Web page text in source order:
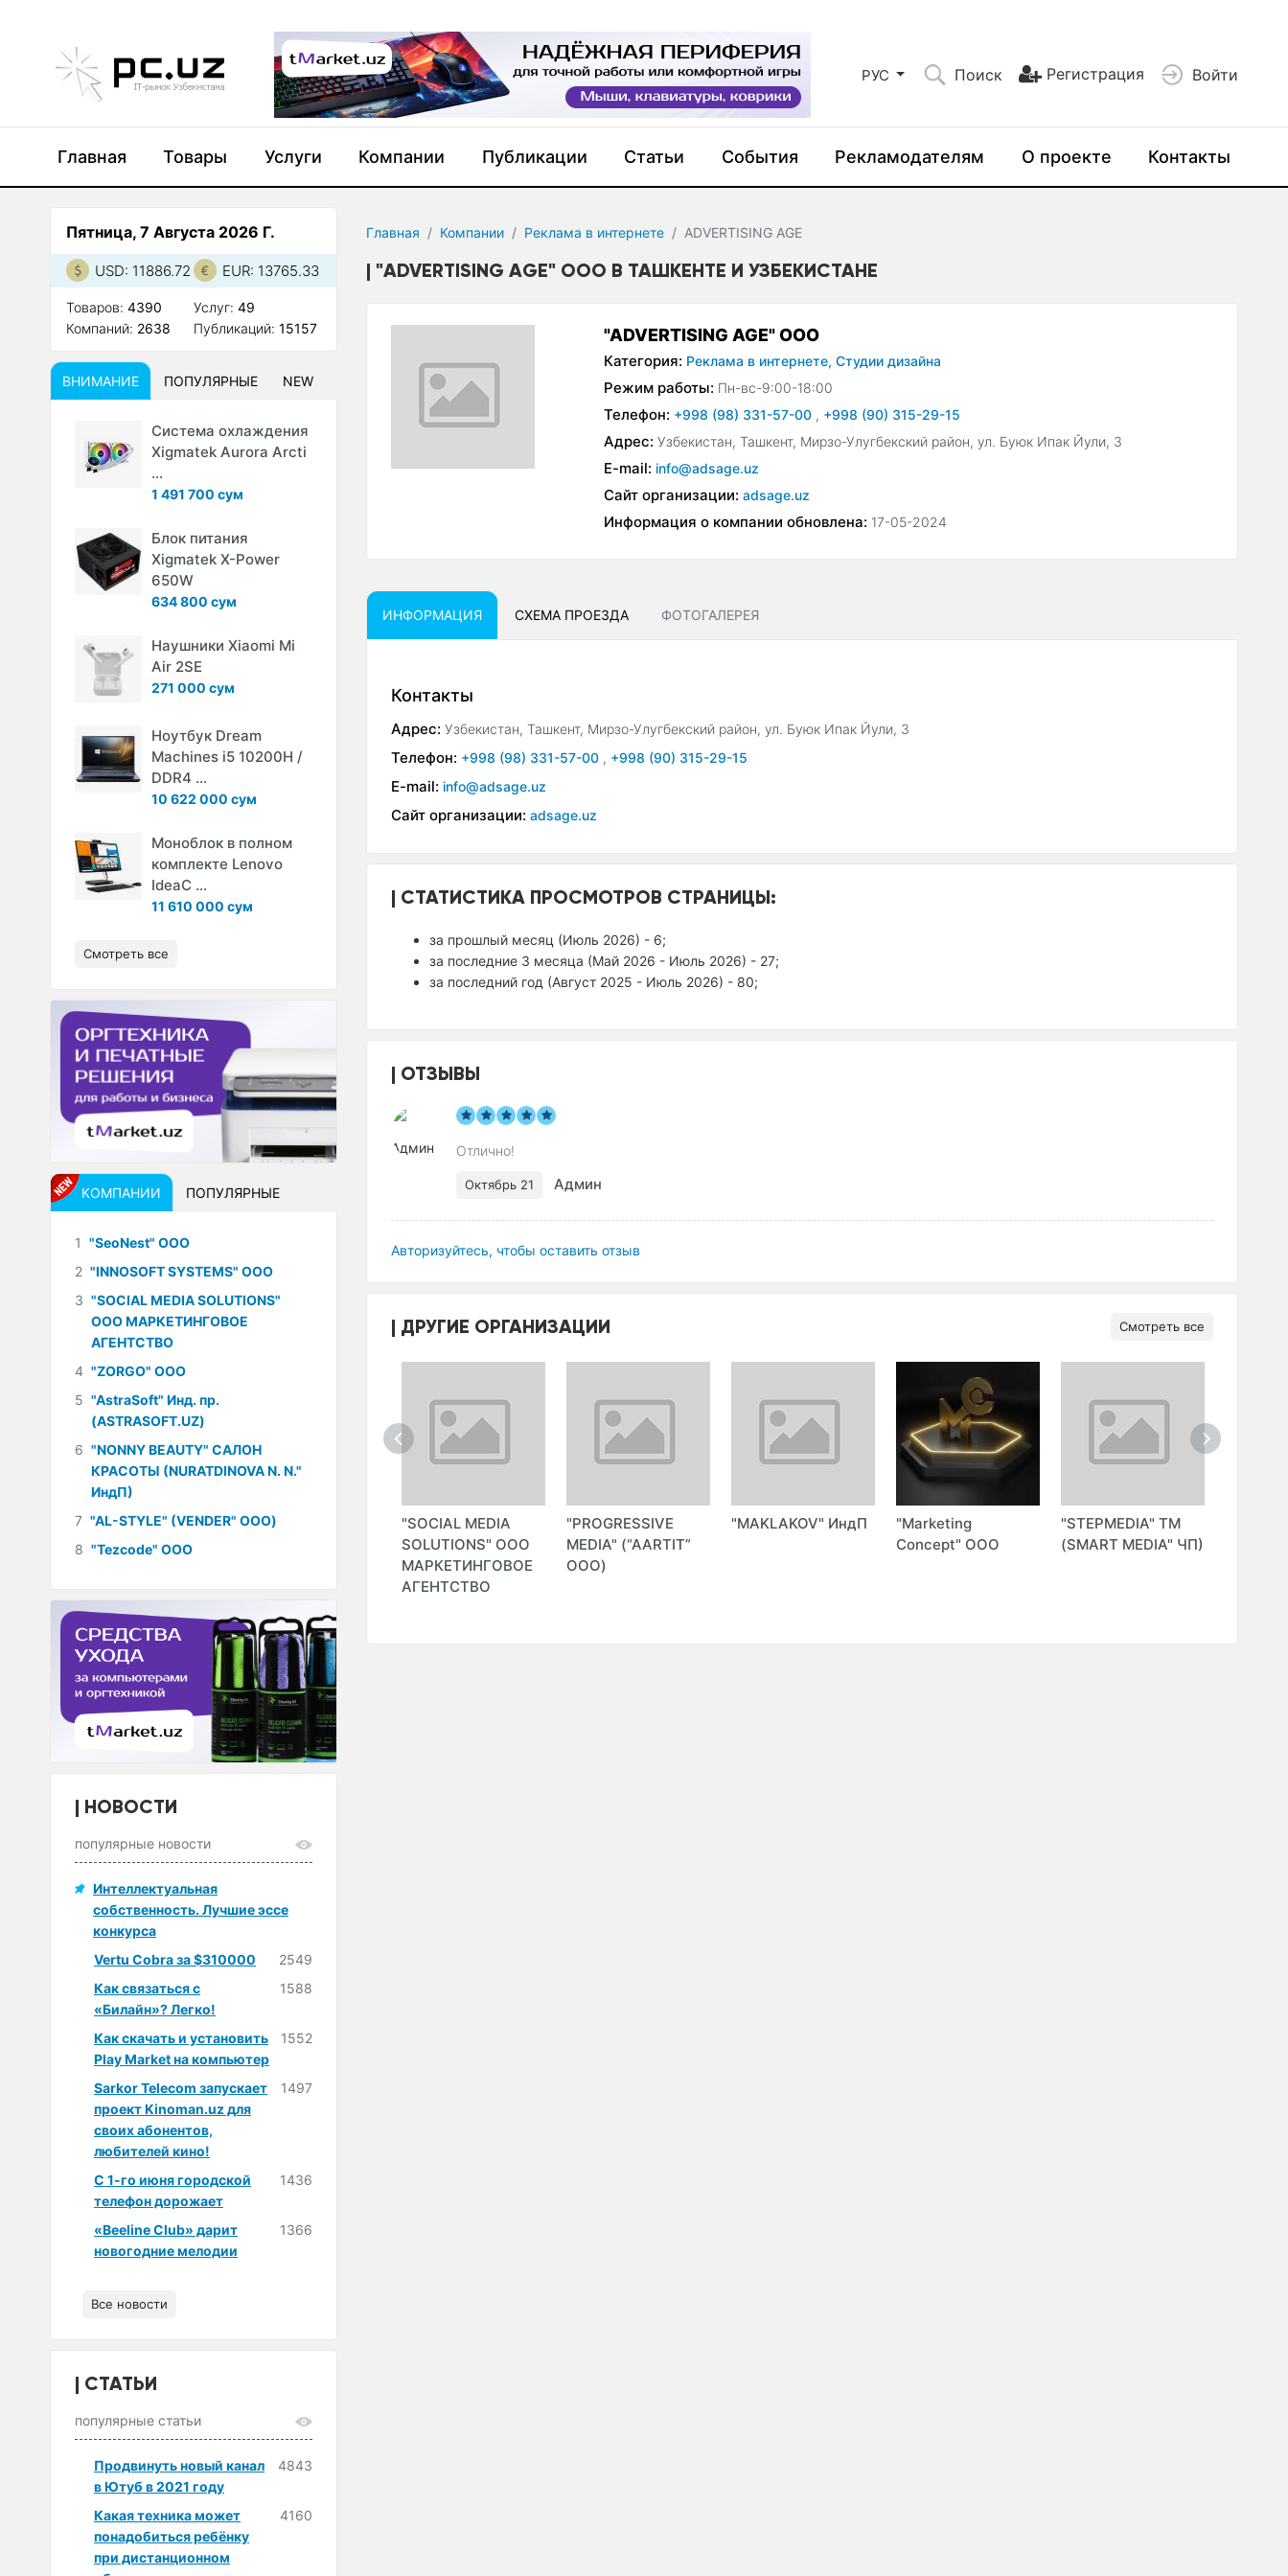
РУС Поиск Регистрация Войти
Главная Товары Услуги Компании Публикации Статьи События Рекламодателям О проекте Контакты
Главная Компании Реклама в интернете ADVERTISING AGE
"ADVERTISING AGE" ООО В ТАШКЕНТЕ И УЗБЕКИСТАНЕ
"ADVERTISING AGE" ООО
Категория: Реклама в интернете, Студии дизайна
Режим работы: Пн-вс-9:00-18:00
Телефон: +998 (98) 331-57-00 , +998 (90) 315-29-15
Адрес: Узбекистан, Ташкент, Мирзо-Улугбекский район, ул. Буюк Ипак Йули, 3
E-mail: info@adsage.uz
Сайт организации: adsage.uz
Информация о компании обновлена: 17-05-2024
ИНФОРМАЦИЯ СХЕМА ПРОЕЗДА ФОТОГАЛЕРЕЯ
Контакты
Адрес: Узбекистан, Ташкент, Мирзо-Улугбекский район, ул. Буюк Ипак Йули, 3
Телефон: +998 (98) 331-57-00 , +998 (90) 315-29-15
E-mail: info@adsage.uz
Сайт организации: adsage.uz
СТАТИСТИКА ПРОСМОТРОВ СТРАНИЦЫ:
за прошлый месяц (Июль 2026) - 6;
за последние 3 месяца (Май 2026 - Июль 2026) - 27;
за последний год (Август 2025 - Июль 2026) - 80;
ОТЗЫВЫ
Отлично!
Октябрь 21 Админ
Авторизуйтесь, чтобы оставить отзыв
ДРУГИЕ ОРГАНИЗАЦИИ Смотреть все
"URBO" ООО
(EXADOT" ООО)
"INPRIME DIGITAL"
"SOCIAL MEDIA
SOLUTIONS" ООО
МАРКЕТИНГОВОЕ
АГЕНТСТВО
"PROGRESSIVE
MEDIA" (“AARTIT”
ООО)
"MAKLAKOV" ИндП
"Marketing
Concept" ООО
"STEPMEDIA" ТМ
(SMART MEDIA" ЧП)
Пятница, 7 Августа 2026 Г.
USD: 11886.72 EUR: 13765.33
Товаров: 4390
Компаний: 2638
Услуг:49
Публикаций:15157
ВНИМАНИЕ ПОПУЛЯРНЫЕ NEW
Система охлаждения
Xigmatek Aurora Arcti
...
1 491 700 сум
Блок питания
Xigmatek X-Power
650W
634 800 сум
Наушники Xiaomi Mi
Air 2SE
271 000 сум
Ноутбук Dream
Machines i5 10200H /
DDR4 ...
10 622 000 сум
Моноблок в полном
комплекте Lenovo
IdeaC ...
11 610 000 сум
Смотреть все
КОМПАНИИ ПОПУЛЯРНЫЕ
1 "SeoNest" ООО
2 "INNOSOFT SYSTEMS" ООО
3 "SOCIAL MEDIA SOLUTIONS"
ООО МАРКЕТИНГОВОЕ
АГЕНТСТВО
4 "ZORGO" ООО
5 "AstraSoft" Инд. пр.
(ASTRASOFT.UZ)
6 "NONNY BEAUTY" САЛОН
КРАСОТЫ (NURATDINOVA N. N."
ИндП)
7 "AL-STYLE" (VENDER" ООО)
8 "Tezcode" ООО
НОВОСТИ
популярные новости
Интеллектуальная
собственность. Лучшие эссе
конкурса
Vertu Cobra за $310000
2549
Как связаться с
«Билайн»? Легко!
1588
Как скачать и установить
Play Market на компьютер
1552
Sarkor Telecom запускает
проект Kinoman.uz для
своих абонентов,
любителей кино!
1497
С 1-го июня городской
телефон дорожает
1436
«Beeline Club» дарит
новогодние мелодии
1366
Все новости
СТАТЬИ
популярные статьи
Продвинуть новый канал
в Ютуб в 2021 году
4843
Какая техника может
понадобиться ребёнку
при дистанционном
4160